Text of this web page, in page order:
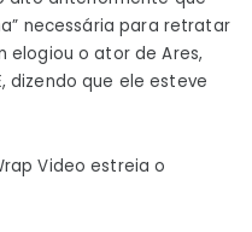
necessária para retratar
elogiou o ator de Ares,
dizendo que ele esteve
Video estreia o